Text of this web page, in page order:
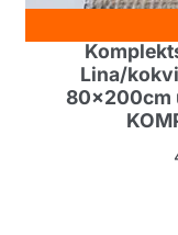
Lina/
80x200cm